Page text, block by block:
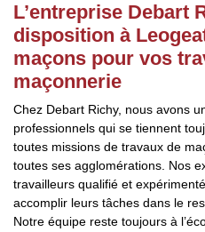
L’entreprise Debart
disposition à
maçons pour vos
maçonnerie
Chez Debart Richy, nous avons
professionnels qui se tiennent
toutes missions de travaux de
toutes ses agglomérations. Nos
travailleurs qualifié et
accomplir leurs tâches dans le
Notre équipe reste toujours à